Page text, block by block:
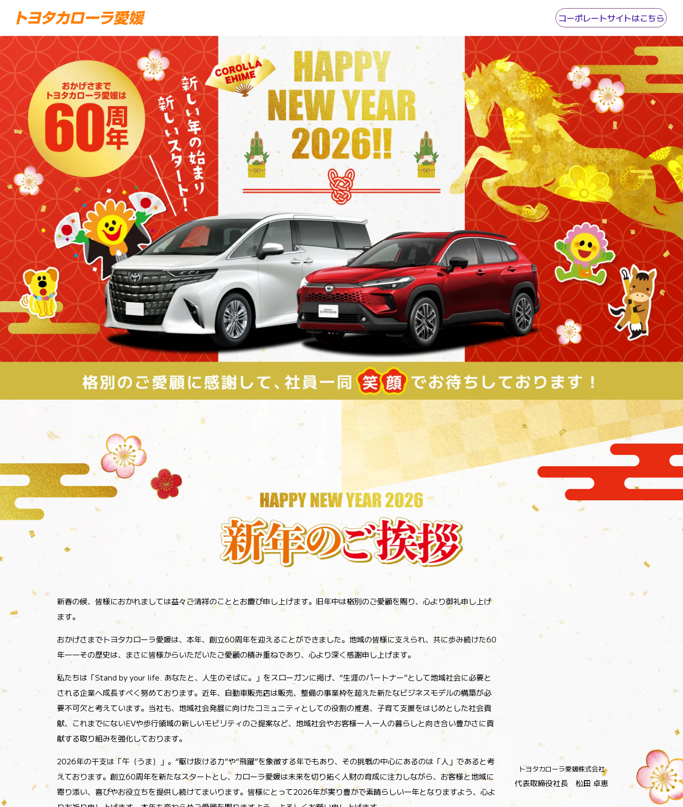
コーポレートサイトはこちら
新春の候、皆様におかれましては益々ご清祥のこととお慶び申し上げます。 旧年中は格別のご愛顧を賜り、心より御礼申し上げ
ます。
おかげさまでトヨタカローラ愛媛は、本年、創立60周年を迎えることができました。地域の皆様に支えられ、共に歩み続けた60
年――その歴史は、まさに皆様からいただいたご愛顧の積み重ねであり、心より深く感謝申し上げます。
私たちは「Stand by your life. あなたと、人生のそばに。」をスローガンに掲げ、“生涯のパートナー”として地域社会に必要と
される企業へ成長すべく努めております。近年、自動車販売店は販売、整備の事業枠を超えた新たなビジネスモデルの構築が必
要不可欠と考えています。当社も、地域社会発展に向けたコミュニティとしての役割の推進、子育て支援をはじめとした社会貢
献、これまでにないEVや歩行領域の新しいモビリティのご提案など、地域社会やお客様一人一人の暮らしと向き合い豊かさに貢
献する取り組みを強化しております。
2026年の干支は「午（うま）」。“駆け抜ける力”や“飛躍”を象徴する年でもあり、その挑戦の中心にあるのは「人」であると考
えております。創立60周年を新たなスタートとし、カローラ愛媛は未来を切り拓く人財の育成に注力しながら、お客様と地域に
寄り添い、喜びやお役立ちを提供し続けてまいります。皆様にとって2026年が実り豊かで素晴らしい一年となりますよう、心よ
代表取締役社長 松田 卓恵